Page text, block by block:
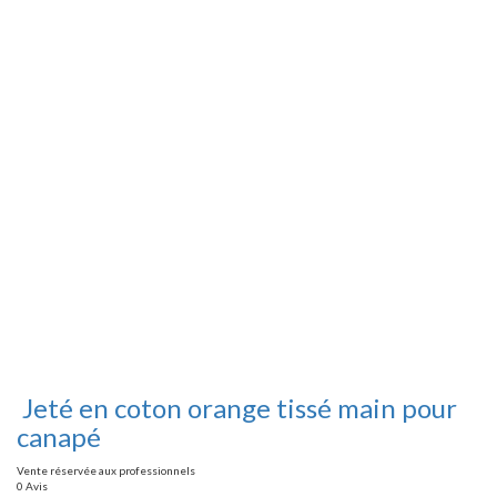
Jeté en coton orange tissé main pour
canapé
Vente réservée aux professionnels
0 Avis